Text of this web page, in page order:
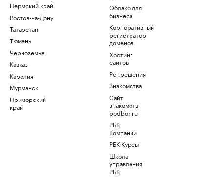
Пермский край
Ростов-на-Дону
Татарстан
Тюмень
Черноземье
Кавказ
Карелия
Мурманск
Приморский
край
Облако для
бизнеса
Корпоративный
регистратор
доменов
Хостинг
сайтов
Рег.решения
Знакомства
Сайт
знакомств
podbor.ru
РБК
Компании
РБК Курсы
Школа
управления
РБК